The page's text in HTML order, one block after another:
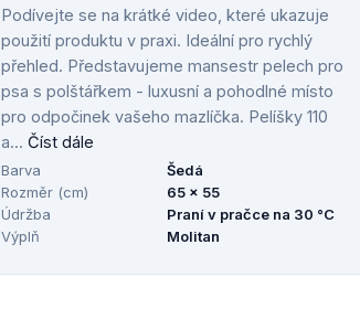
Podívejte se na krátké video, které ukazuje
použití produktu v praxi. Ideální pro rychlý
přehled. Představujeme mansestr pelech pro
psa s polštářkem - luxusní a pohodlné místo
pro odpočinek vašeho mazlíčka. Pelíšky 110
a... Číst dále
Barva
Šedá
Rozměr (cm)
65 x 55
Údržba
Praní v pračce na 30 °C
Výplň
Molitan